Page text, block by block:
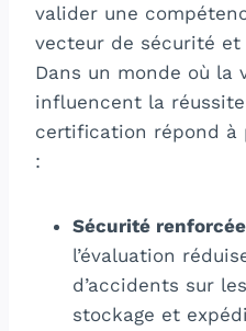
valider une
vecteur de sécurité
Dans un monde où la
influencent la
certification répond à
:
Sécurité renforcée
l’évaluation
d’accidents sur
stockage et